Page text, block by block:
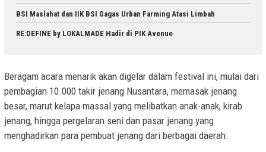
BSI Maslahat dan IIK BSI Gagas Urban Farming Atasi Limbah
RE:DEFINE by LOKALMADE Hadir di PIK Avenue
Beragam acara menarik akan digelar dalam festival ini, mulai dari
pembagian 10.000 takir jenang Nusantara, memasak jenang
besar, marut kelapa massal yang melibatkan anak-anak, kirab
jenang, hingga pergelaran seni dan pasar jenang yang
menghadirkan para pembuat jenang dari berbagai daerah.